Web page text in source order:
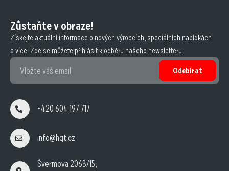
Zůstaňte v obraze!
Získejte aktuální informace o nových výrobcích, speciálních nabídkách
a více. Zde se můžete přihlásit k odběru našeho newsletteru.
Odebírat
+420 604 197 717
info@hqt.cz
Švermova 2063/15,